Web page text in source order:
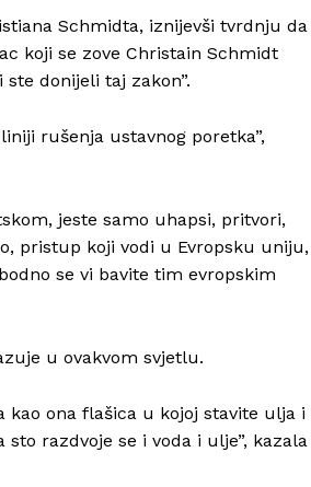
Schmidta, iznijevši tvrdnju da
koji se zove Christain Schmidt
donijeli taj zakon”.
rušenja ustavnog poretka”,
jeste samo uhapsi, pritvori,
pristup koji vodi u Evropsku uniju,
se vi bavite tim evropskim
u ovakvom svjetlu.
kao ona flašica u kojoj stavite ulja i
razdvoje se i voda i ulje”, kazala